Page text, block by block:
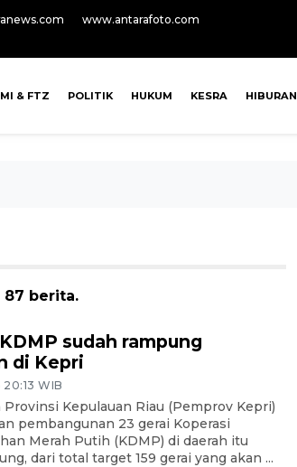
www.antarafoto.com
& FTZ POLITIK HUKUM KESRA HIBURAN
87 berita.
sudah rampung
di Kepri
WIB
Kepulauan Riau (Pemprov Kepri)
pembangunan 23 gerai Koperasi
Merah Putih (KDMP) di daerah itu
dari total target 159 gerai yang akan ...